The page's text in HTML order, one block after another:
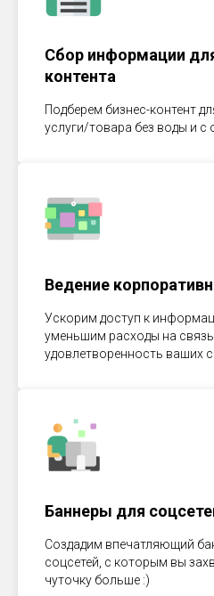
Сбор информации
контента
Подберем бизнес-контент
услуги/товара без воды и с
Ведение
Ускорим доступ к
уменьшим расходы на
удовлетворенность ваших
Баннеры для
Создадим впечатляющий
соцсетей, с которым вы
чуточку больше :)